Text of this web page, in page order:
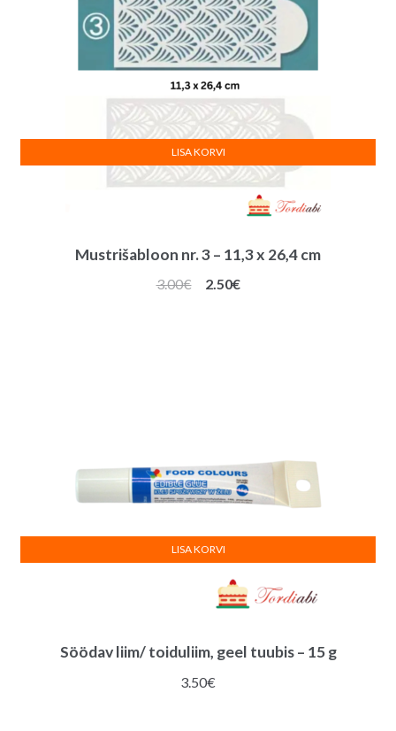
Mustrišabloon nr. 3 – 11,3 x 26,4 cm
3.00€
Algne
2.50€Praegune
LISA KORVI
Söödav liim/ toiduliim, geel tuubis – 15 g
3.50€
LISA KORVI